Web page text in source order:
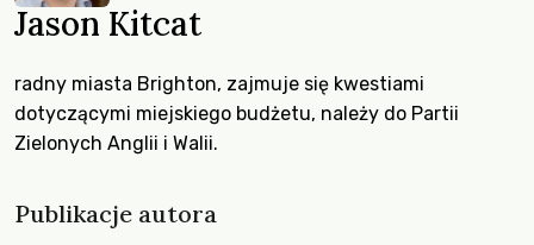
Jason Kitcat
radny miasta Brighton, zajmuje się kwestiami
dotyczącymi miejskiego budżetu, należy do Partii
Zielonych Anglii i Walii.
Publikacje autora